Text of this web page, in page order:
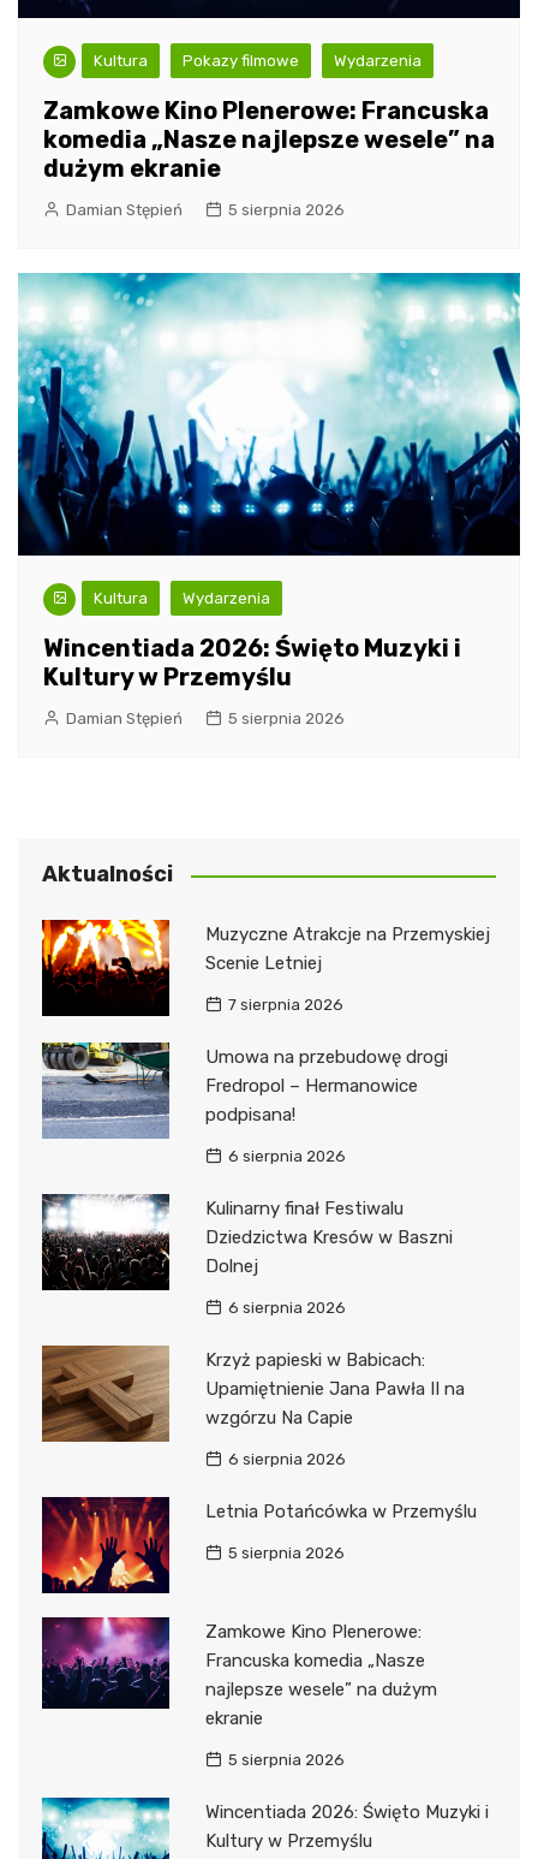
Kultura Pokazy filmowe Wydarzenia
Zamkowe Kino Plenerowe: Francuska
komedia „Nasze najlepsze wesele” na
dużym ekranie
Damian Stępień 5 sierpnia 2026
Kultura Wydarzenia
Wincentiada 2026: Święto Muzyki i
Kultury w Przemyślu
Damian Stępień 5 sierpnia 2026
Aktualności
Muzyczne Atrakcje na Przemyskiej
Scenie Letniej
7 sierpnia 2026
Umowa na przebudowę drogi
Fredropol – Hermanowice
podpisana!
6 sierpnia 2026
Kulinarny finał Festiwalu
Dziedzictwa Kresów w Baszni
Dolnej
6 sierpnia 2026
Krzyż papieski w Babicach:
Upamiętnienie Jana Pawła II na
wzgórzu Na Capie
6 sierpnia 2026
Letnia Potańcówka w Przemyślu
5 sierpnia 2026
Zamkowe Kino Plenerowe:
Francuska komedia „Nasze
najlepsze wesele” na dużym
ekranie
5 sierpnia 2026
Wincentiada 2026: Święto Muzyki i
Kultury w Przemyślu